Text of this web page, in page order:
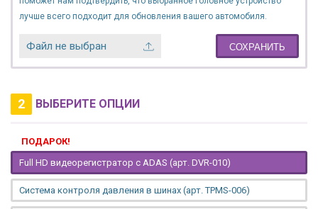
лучше всего подходит для обновления вашего автомобиля.
Файл не выбран СОХРАНИТЬ
2 ВЫБЕРИТЕ ОПЦИИ
ПОДАРОК!
Full HD видеорегистратор с ADAS (арт. DVR-010)
Система контроля давления в шинах (арт. TPMS-006)